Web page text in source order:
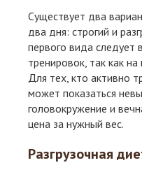
Существует два
два дня: строгий и
первого вида следует
тренировок, так как
Для тех, кто активно
может показаться
головокружение и
цена за нужный вес.
Разгрузочная